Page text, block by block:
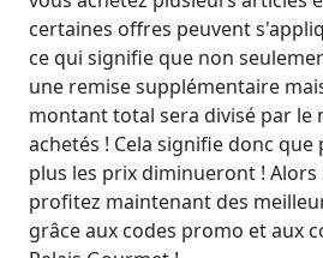
certaines offres peuvent
ce qui signifie que non
une remise supplémentaire
montant total sera divisé par le
achetés ! Cela signifie donc que
plus les prix diminueront ! Alors
profitez maintenant des
grâce aux codes promo et aux